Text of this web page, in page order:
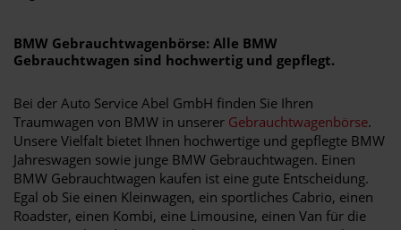
BMW Gebrauchtwagenbörse: Alle BMW
Gebrauchtwagen sind hochwertig und gepflegt.
Bei der Auto Service Abel GmbH finden Sie Ihren
Traumwagen von BMW in unserer Gebrauchtwagenbörse.
Unsere Vielfalt bietet Ihnen hochwertige und gepflegte BMW
Jahreswagen sowie junge BMW Gebrauchtwagen. Einen
BMW Gebrauchtwagen kaufen ist eine gute Entscheidung.
Egal ob Sie einen Kleinwagen, ein sportliches Cabrio, einen
Roadster, einen Kombi, eine Limousine, einen Van für die